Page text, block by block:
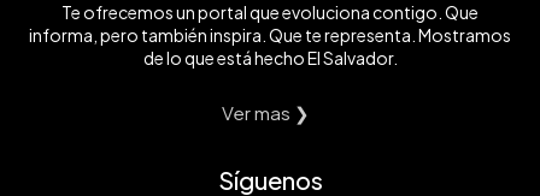
Te ofrecemos un portal que evoluciona contigo. Que
informa, pero también inspira. Que te representa. Mostramos
de lo que está hecho El Salvador.
Ver mas ❯
Síguenos